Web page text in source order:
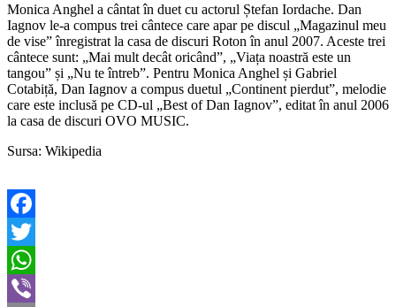
Monica Anghel a cântat în duet cu actorul Ștefan Iordache. Dan
Iagnov le-a compus trei cântece care apar pe discul „Magazinul meu
de vise” înregistrat la casa de discuri Roton în anul 2007. Aceste trei
cântece sunt: „Mai mult decât oricând”, „Viața noastră este un
tangou” și „Nu te întreb”. Pentru Monica Anghel și Gabriel
Cotabiță, Dan Iagnov a compus duetul „Continent pierdut”, melodie
care este inclusă pe CD-ul „Best of Dan Iagnov”, editat în anul 2006
la casa de discuri OVO MUSIC.
Sursa: Wikipedia
Facebook
Twitter
WhatsApp